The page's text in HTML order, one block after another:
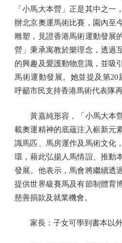
「小馬大本營」正是其中之一
辦北京奧運馬術比賽，園內至
雕塑，見證香港馬術運動發展
營」秉承寓教於樂理念，透過
的興趣及愛護動物意識，並吸
馬術運動發展。她並提及第20
呼籲市民支持香港馬術代表隊再
黃嘉純形容，「小馬大本營
載奧運精神的底蘊注入嶄新元
識馬匹、馬房運作及馬術文化
環，藉此弘揚人馬情誼、推動
發展。他表示，馬會將繼續透
提供世界級賽馬及有節制體育
慈善捐款及就業機會。
家長：子女可學到書本以